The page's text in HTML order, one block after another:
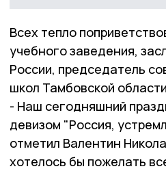
Всех тепло
учебного заведения,
России, председатель
школ Тамбовской
- Наш сегодняшний
девизом "Россия,
отметил Валентин
хотелось бы пожелать